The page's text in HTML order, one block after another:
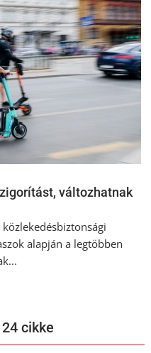
változhatnak
alapján a legtöbben
cikke